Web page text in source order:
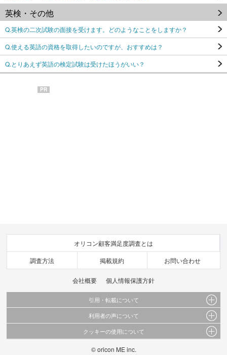
英検・その他
Q.英検の二次試験の面接を受けます。どのようなことをしますか？
Q.使える英語の資格を取得したいのですが、おすすめは？
Q.とりあえず英語の検定試験は受けたほうがいい？
PR
オリコン顧客満足度調査とは
調査方法 掲載規約 お問い合わせ
会社概要 個人情報保護方針
引用・転載について
当サイトで公開されている情報（文字、写真、イラスト、画像データ等）及びこれらの配
置・編集および構造などについての著作権は株式会社oricon MEに帰属しております。
これらの情報を権利者の許可なく無断転載・複製などの二次利用を行うことは固く禁じて
利用者の声について
当サイトに掲載している内容はすべてサービスの利用者が提出された見解・感想です。
弊社が内容について正確性を含め一切保証するものではありません。
弊社の見解・ 意見ではないことをご理解いただいた上でご覧ください。
クッキーの使用について
このサイトでは Cookie を使用して、ユーザーに合わせたコンテンツや広告の表示、ソー
© oricon ME inc.